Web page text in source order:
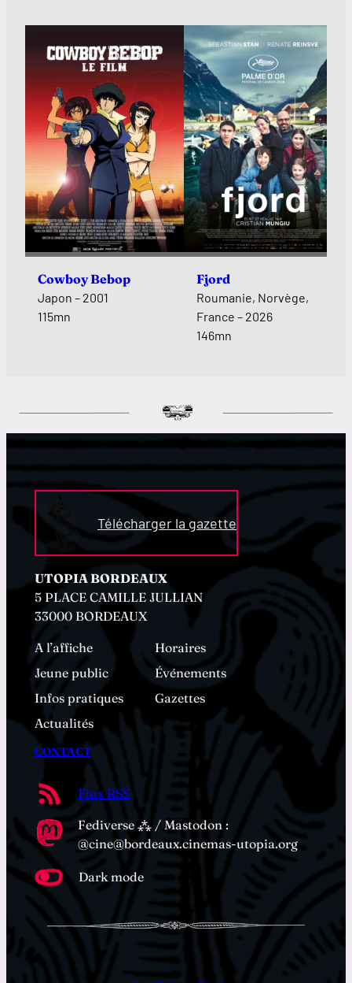
Cowboy Bebop
Japon – 2001
115mn
Fjord
Roumanie, Norvège,
France – 2026
146mn
Télécharger la gazette
UTOPIA BORDEAUX
5 PLACE CAMILLE JULLIAN
33000 BORDEAUX
A l’affiche
Horaires
Jeune public
Événements
Infos pratiques
Gazettes
Actualités
CONTACT
Flux RSS
Fediverse ⁂ / Mastodon :
@cine@bordeaux.cinemas-utopia.org
Dark mode